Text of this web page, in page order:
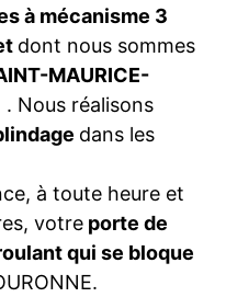
à mécanisme 3
dont nous sommes
MAURICE-
. Nous réalisons
dans les
à toute heure et
votre porte de
qui se bloque